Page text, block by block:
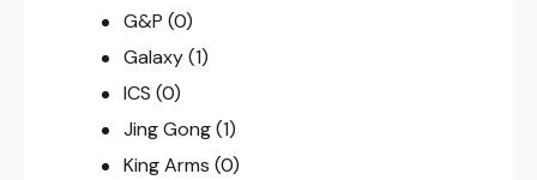
G&P (0)
Galaxy (1)
ICS (0)
Jing Gong (1)
King Arms (0)